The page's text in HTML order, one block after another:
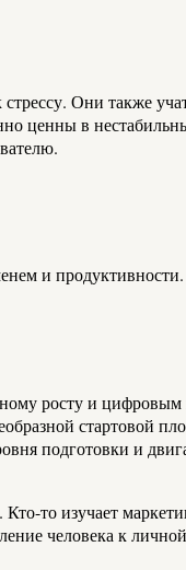
Они также
ценны в
и
росту и
стартовой
подготовки и
то изучает
человека к